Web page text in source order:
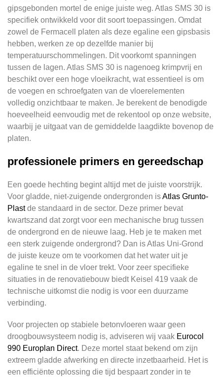
gipsgebonden mortel de enige juiste weg. Atlas SMS 30 is
specifiek ontwikkeld voor dit soort toepassingen. Omdat
zowel de Fermacell platen als deze egaline een gipsbasis
hebben, werken ze op dezelfde manier bij
temperatuurschommelingen. Dit voorkomt spanningen
tussen de lagen. Atlas SMS 30 is nagenoeg krimpvrij en
beschikt over een hoge vloeikracht, wat essentieel is om
de voegen en schroefgaten van de vloerelementen
volledig onzichtbaar te maken. Je berekent de benodigde
hoeveelheid eenvoudig met de rekentool op onze website,
waarbij je uitgaat van de gemiddelde laagdikte bovenop de
platen.
professionele primers en gereedschap
Een goede hechting begint altijd met de juiste voorstrijk.
Voor gladde, niet-zuigende ondergronden isAtlas Grunto-
Plastde standaard in de sector. Deze primer bevat
kwartszand dat zorgt voor een mechanische brug tussen
de ondergrond en de nieuwe laag. Heb je te maken met
een sterk zuigende ondergrond? Dan is Atlas Uni-Grond
de juiste keuze om te voorkomen dat het water uit je
egaline te snel in de vloer trekt. Voor zeer specifieke
situaties in de renovatiebouw biedt Keisel 419 vaak de
technische uitkomst die nodig is voor een duurzame
verbinding.
Voor projecten op stabiele betonvloeren waar geen
droogbouwsysteem nodig is, adviseren wij vaak Eurocol
990 Europlan Direct. Deze mortel staat bekend om zijn
extreem gladde afwerking en directe inzetbaarheid. Het is
een efficiënte oplossing die tijd bespaart zonder in te